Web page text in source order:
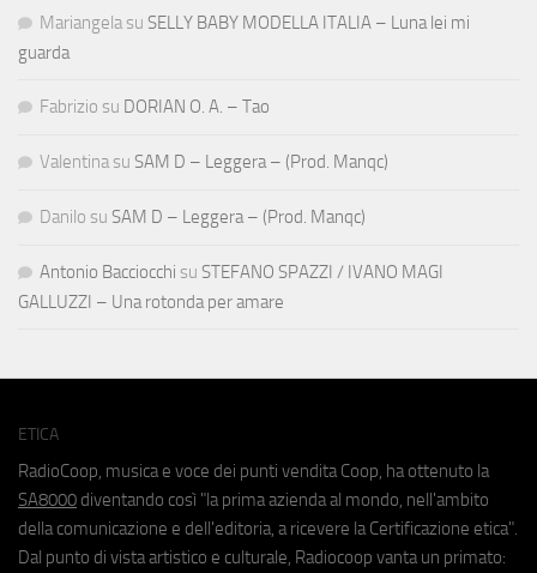
Mariangela su SELLY BABY MODELLA ITALIA – Luna lei mi
guarda
Fabrizio su DORIAN O. A. – Tao
Valentina su SAM D – Leggera – (Prod. Manqc)
Danilo su SAM D – Leggera – (Prod. Manqc)
Antonio Bacciocchi su STEFANO SPAZZI / IVANO MAGI
GALLUZZI – Una rotonda per amare
ETICA
RadioCoop, musica e voce dei punti vendita Coop, ha ottenuto la
SA8000 diventando così "la prima azienda al mondo, nell'ambito
della comunicazione e dell'editoria, a ricevere la Certificazione etica".
Dal punto di vista artistico e culturale, Radiocoop vanta un primato: